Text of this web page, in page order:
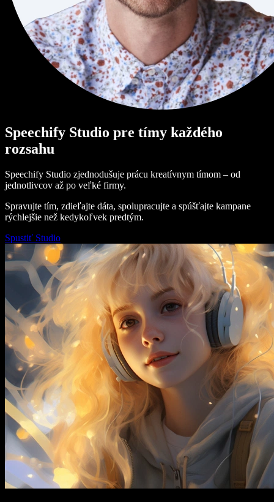
Speechify Studio pre tímy každého
rozsahu
Speechify Studio zjednodušuje prácu kreatívnym tímom – od
jednotlivcov až po veľké firmy.
Spravujte tím, zdieľajte dáta, spolupracujte a spúšťajte kampane
rýchlejšie než kedykoľvek predtým.
Spustiť Studio